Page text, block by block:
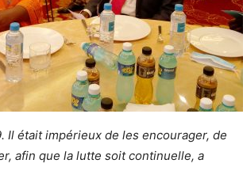
était impérieux de les encourager, de
afin que la lutte soit continuelle, a